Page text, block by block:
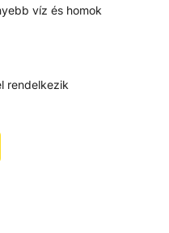
víz és homok
rendelkezik